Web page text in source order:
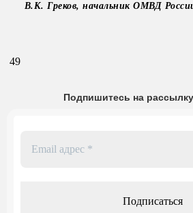
В.К. Греков, начальник ОМВД
49
Подпишитесь на